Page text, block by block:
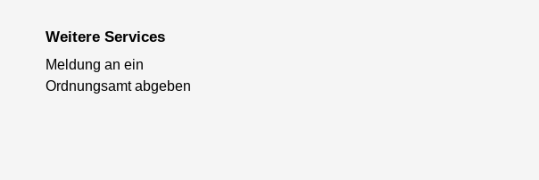
Weitere Services
Meldung an ein
Ordnungsamt abgeben